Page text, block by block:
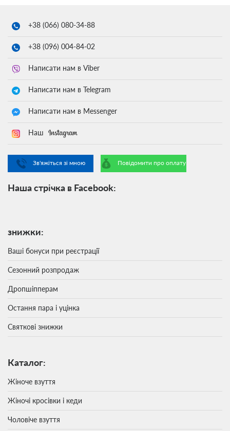
+38 (066) 080-34-88
+38 (096) 004-84-02
Написати нам в Viber
Написати нам в Telegram
Написати нам в Messenger
Наш
Зв'яжіться зі мною Повідомити про оплату
Наша стрічка в Facebook:
знижки:
Ваші бонуси при реєстрації
Сезонний розпродаж
Дропшіпперам
Остання пара і уцінка
Святкові знижки
Каталог:
Жіноче взуття
Жіночі кросівки і кеди
Чоловіче взуття